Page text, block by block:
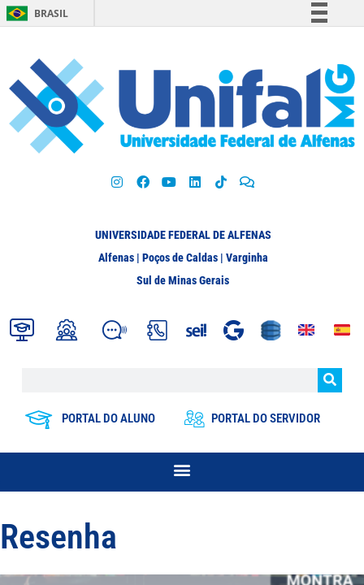
BRASIL
Participe
Acesso à informação
Legislação
UNIVERSIDADE FEDERAL DE ALFENAS
Alfenas | Poços de Caldas | Varginha
Sul de Minas Gerais
PORTAL DO ALUNO PORTAL DO SERVIDOR
Resenha